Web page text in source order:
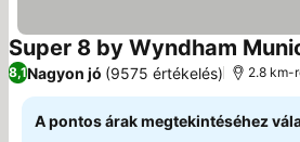
Super 8 by Wyndham
8,1Nagyon jó (9575 értékelés) 2.8 km-
A pontos árak megtekintéséhez